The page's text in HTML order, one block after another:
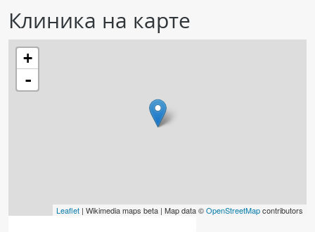
Клиника на карте
+
-
Leaflet | Wikimedia maps beta | Map data ©OpenStreetMapcontributors